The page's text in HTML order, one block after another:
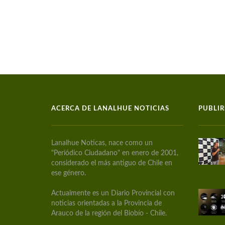
ACERCA DE LANALHUE NOTICIAS
Lanalhue Noticas, nace como un
"Periódico Ciudadano" en enero de 2001,
considerado el más antiguo de Chile en
ese género.
Actualmente es un Diario Provincial con
noticias orientadas a la Provincia de
Arauco de la región del Biobío - Chile.